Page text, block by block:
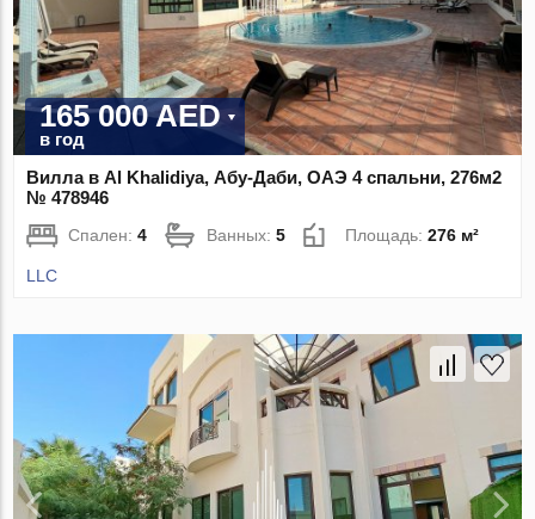
165 000 AED
в год
Вилла в Al Khalidiya, Абу-Даби, ОАЭ 4 спальни, 276м2
№ 478946
Спален:4 Ванных:5 Площадь:276 м²
LLC